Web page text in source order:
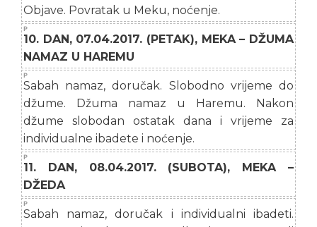
Objave. Povratak u Meku, noćenje.
10. DAN, 07.04.2017. (PETAK), MEKA – DŽUMA
NAMAZ U HAREMU
Sabah namaz, doručak. Slobodno vrijeme do
džume. Džuma namaz u Haremu. Nakon
džume slobodan ostatak dana i vrijeme za
individualne ibadete i noćenje.
11. DAN, 08.04.2017. (SUBOTA), MEKA –
DŽEDA
Sabah namaz, doručak i individualni ibadeti.